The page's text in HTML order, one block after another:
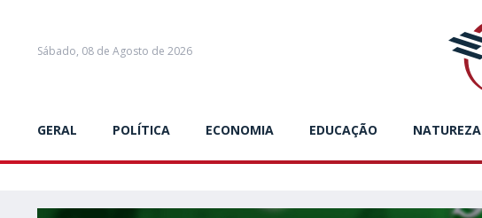
Sábado, 08 de Agosto de 2026
GERAL POLÍTICA ECONOMIA EDUCAÇÃO NATUREZA